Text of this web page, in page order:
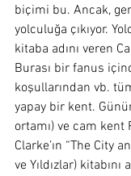
biçimi bu. Ancak,
yolculuğa çıkıyor.
kitaba adını veren
Burası bir fanus
koşullarından vb.
yapay bir kent.
ortamı) ve cam kent
Clarke’ın “The City
ve Yıldızlar) kitabını